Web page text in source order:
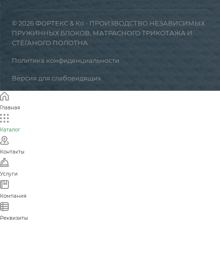
© 2026 ФОРТЕКС & Ко - ПРОИЗВОДСТВО НЕЗАВИСИМЫХ
ПРУЖИННЫХ БЛОКОВ, МАТРАСНОГО ТРИКОТАЖА И
СТЁГАНОГО ПОЛОТНА
Политика конфиденциальности
Версия для слабовидящих
Главная
Каталог
Контакты
Услуги
Компания
Реквизиты